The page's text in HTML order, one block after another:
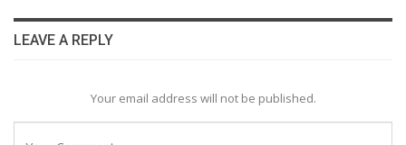
LEAVE A REPLY
Your email address will not be published.